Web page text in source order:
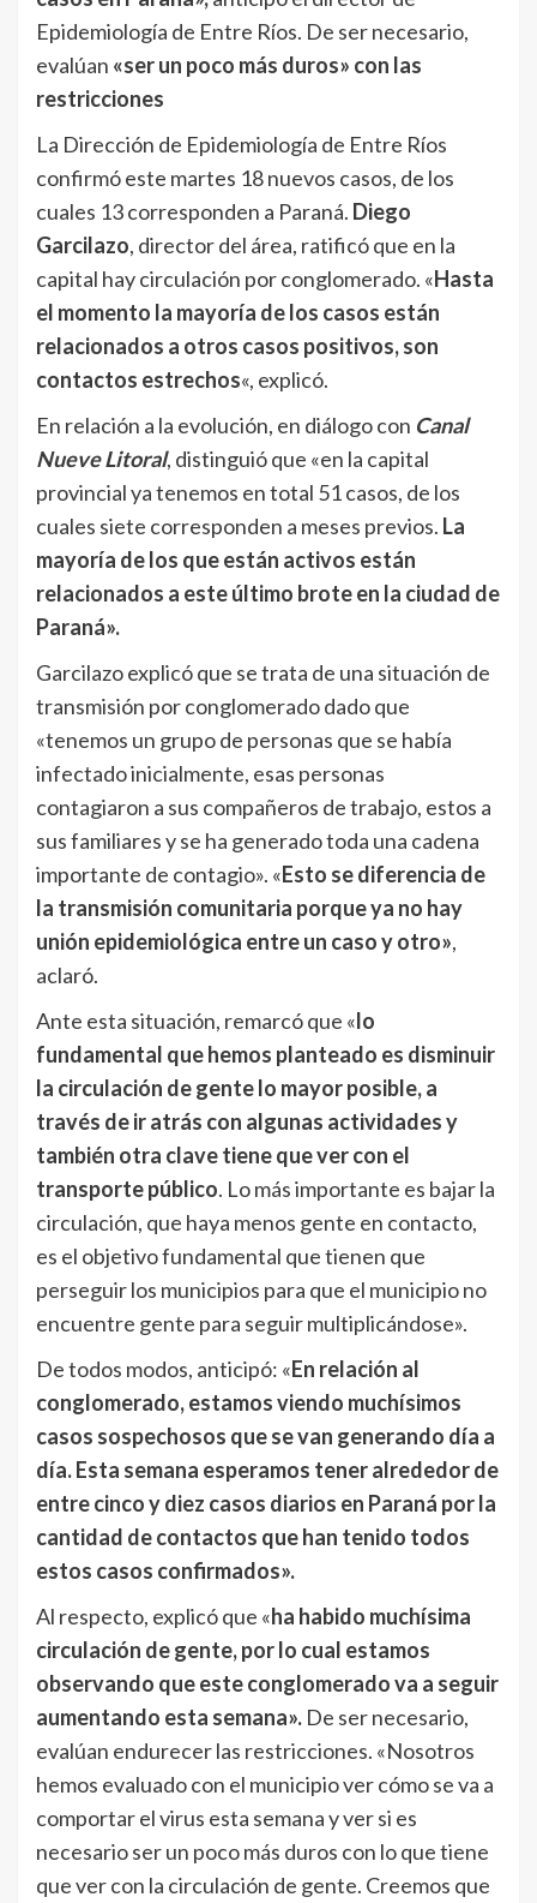
Epidemiología de Entre Ríos. De ser necesario,
evalúan «ser un poco más duros» con las
restricciones
La Dirección de Epidemiología de Entre Ríos
confirmó este martes 18 nuevos casos, de los
cuales 13 corresponden a Paraná. Diego
Garcilazo, director del área, ratificó que en la
capital hay circulación por conglomerado. «Hasta
el momento la mayoría de los casos están
relacionados a otros casos positivos, son
contactos estrechos«, explicó.
En relación a la evolución, en diálogo con Canal
Nueve Litoral, distinguió que «en la capital
provincial ya tenemos en total 51 casos, de los
cuales siete corresponden a meses previos. La
mayoría de los que están activos están
relacionados a este último brote en la ciudad de
Paraná».
Garcilazo explicó que se trata de una situación de
transmisión por conglomerado dado que
«tenemos un grupo de personas que se había
infectado inicialmente, esas personas
contagiaron a sus compañeros de trabajo, estos a
sus familiares y se ha generado toda una cadena
importante de contagio». «Esto se diferencia de
la transmisión comunitaria porque ya no hay
unión epidemiológica entre un caso y otro»,
aclaró.
Ante esta situación, remarcó que «lo
fundamental que hemos planteado es disminuir
la circulación de gente lo mayor posible, a
través de ir atrás con algunas actividades y
también otra clave tiene que ver con el
transporte público. Lo más importante es bajar la
circulación, que haya menos gente en contacto,
es el objetivo fundamental que tienen que
perseguir los municipios para que el municipio no
encuentre gente para seguir multiplicándose».
De todos modos, anticipó: «En relación al
conglomerado, estamos viendo muchísimos
casos sospechosos que se van generando día a
día.Esta semana esperamos tener alrededor de
entre cinco y diez casos diarios en Paraná por la
cantidad de contactos que han tenido todos
estos casos confirmados».
Al respecto, explicó que «ha habido muchísima
circulación de gente, por lo cual estamos
observando que este conglomerado va a seguir
aumentando esta semana». De ser necesario,
evalúan endurecer las restricciones. «Nosotros
hemos evaluado con el municipio ver cómo se va a
comportar el virus esta semana y ver si es
necesario ser un poco más duros con lo que tiene
que ver con la circulación de gente. Creemos que